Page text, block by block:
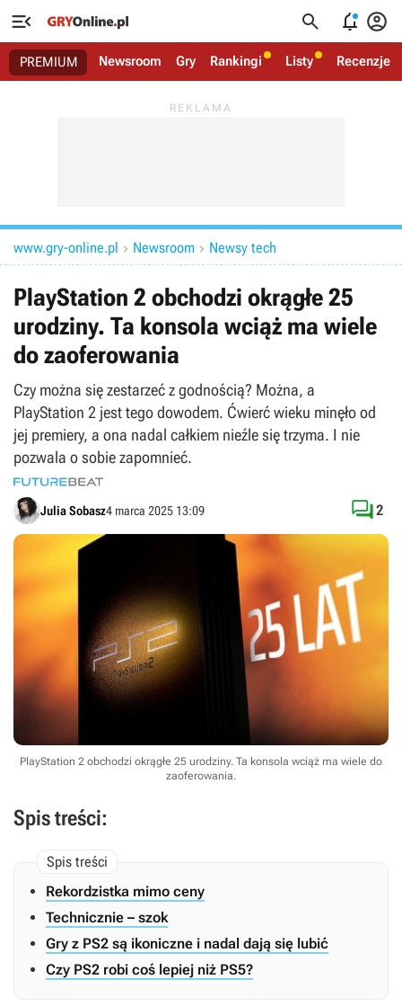
   
PREMIUM Newsroom Gry Rankingi Listy Recenzje
www.gry-online.pl  Newsroom  Newsy tech
PlayStation 2 obchodzi okrągłe 25
urodziny. Ta konsola wciąż ma wiele
do zaoferowania
Czy można się zestarzeć z godnością? Można, a
PlayStation 2 jest tego dowodem. Ćwierć wieku minęło od
jej premiery, a ona nadal całkiem nieźle się trzyma. I nie
pozwala o sobie zapomnieć.
Julia Sobasz4 marca 2025 13:09 2
PlayStation 2 obchodzi okrągłe 25 urodziny. Ta konsola wciąż ma wiele do
zaoferowania.
Spis treści:
Rekordzistka mimo ceny
Technicznie – szok
Gry z PS2 są ikoniczne i nadal dają się lubić
Czy PS2 robi coś lepiej niż PS5?